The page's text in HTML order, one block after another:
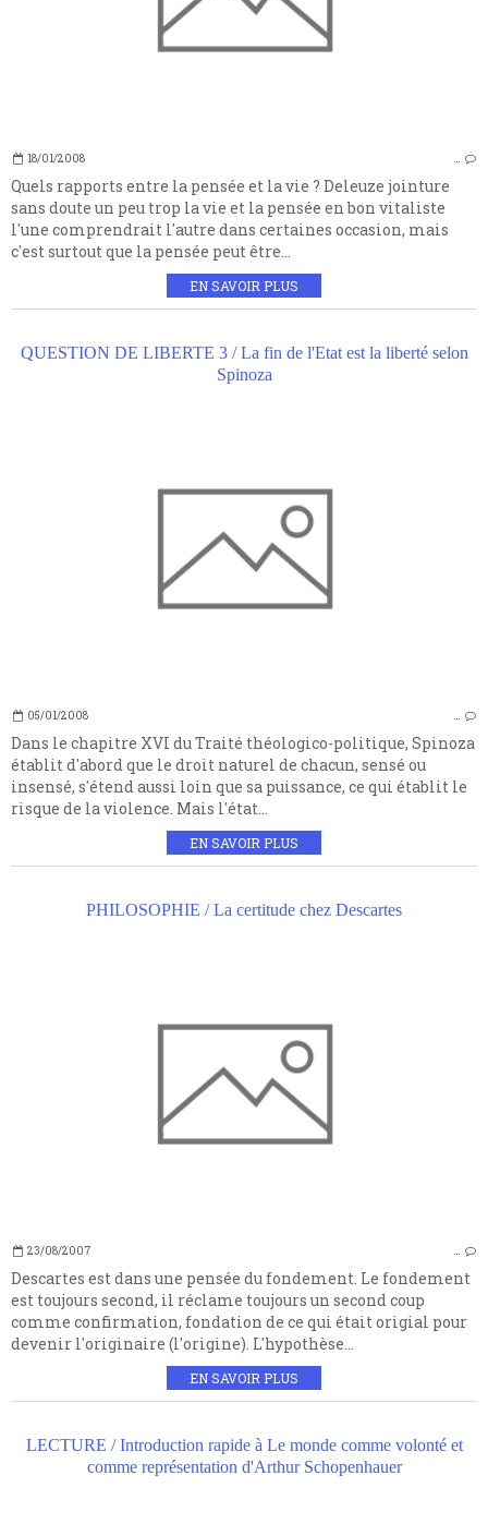
18/01/2008 …
Quels rapports entre la pensée et la vie ? Deleuze jointure
sans doute un peu trop la vie et la pensée en bon vitaliste
l'une comprendrait l'autre dans certaines occasion, mais
c'est surtout que la pensée peut être...
EN SAVOIR PLUS
QUESTION DE LIBERTE 3 / La fin de l'Etat est la liberté selon
Spinoza
05/01/2008 …
Dans le chapitre XVI du Traité théologico-politique, Spinoza
établit d'abord que le droit naturel de chacun, sensé ou
insensé, s'étend aussi loin que sa puissance, ce qui établit le
risque de la violence. Mais l'état...
EN SAVOIR PLUS
PHILOSOPHIE / La certitude chez Descartes
23/08/2007 …
Descartes est dans une pensée du fondement. Le fondement
est toujours second, il réclame toujours un second coup
comme confirmation, fondation de ce qui était origial pour
devenir l'originaire (l'origine). L'hypothèse...
EN SAVOIR PLUS
LECTURE / Introduction rapide à Le monde comme volonté et
comme représentation d'Arthur Schopenhauer